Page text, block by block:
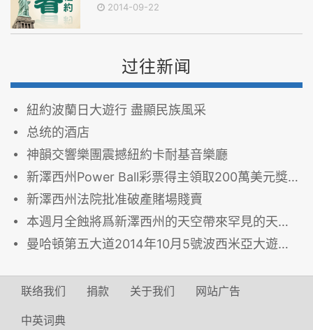
2014-09-22
过往新闻
紐約波蘭日大遊行 盡顯民族風采
总统的酒店
神韻交響樂團震撼紐約卡耐基音樂廳
新澤西州Power Ball彩票得主領取200萬美元獎金
新澤西州法院批准破產賭場賤賣
本週月全蝕將爲新澤西州的天空帶來罕見的天文現象
曼哈頓第五大道2014年10月5號波西米亞大遊行采風
联络我们 捐款 关于我们 网站广告
中英词典